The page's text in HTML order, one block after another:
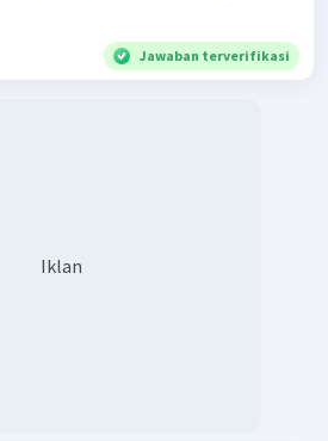
Jawaban terverifikasi
Iklan